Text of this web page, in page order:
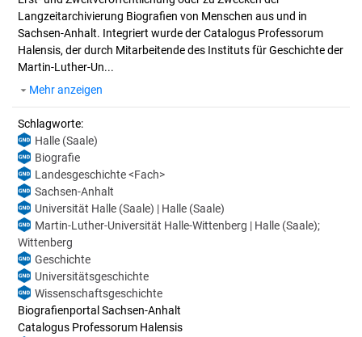
Langzeitarchivierung Biografien von Menschen aus und in
Sachsen-Anhalt. Integriert wurde der Catalogus Professorum
Halensis, der durch Mitarbeitende des Instituts für Geschichte der
Martin-Luther-Un...
Mehr anzeigen
Schlagworte:
Halle (Saale)
Biografie
Landesgeschichte <Fach>
Sachsen-Anhalt
Universität Halle (Saale) | Halle (Saale)
Martin-Luther-Universität Halle-Wittenberg | Halle (Saale);
Wittenberg
Geschichte
Universitätsgeschichte
Wissenschaftsgeschichte
Biografienportal Sachsen-Anhalt
Catalogus Professorum Halensis